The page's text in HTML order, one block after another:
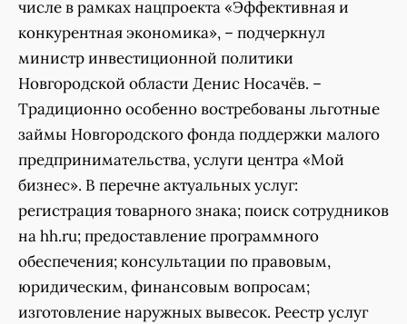
числе в рамках нацпроекта «Эффективная и
конкурентная экономика», – подчеркнул
министр инвестиционной политики
Новгородской области Денис Носачёв. –
Традиционно особенно востребованы льготные
займы Новгородского фонда поддержки малого
предпринимательства, услуги центра «Мой
бизнес». В перечне актуальных услуг:
регистрация товарного знака; поиск сотрудников
на hh.ru; предоставление программного
обеспечения; консультации по правовым,
юридическим, финансовым вопросам;
изготовление наружных вывесок. Реестр услуг